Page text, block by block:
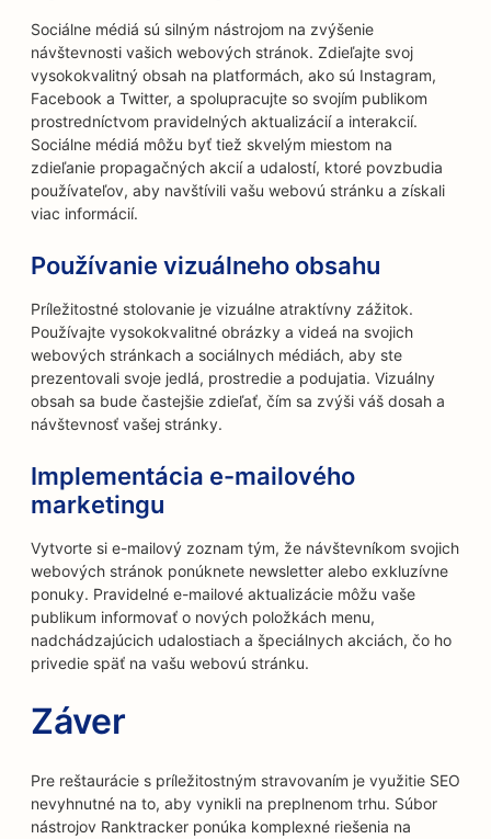
Sociálne médiá sú silným nástrojom na zvýšenie
návštevnosti vašich webových stránok. Zdieľajte svoj
vysokokvalitný obsah na platformách, ako sú Instagram,
Facebook a Twitter, a spolupracujte so svojím publikom
prostredníctvom pravidelných aktualizácií a interakcií.
Sociálne médiá môžu byť tiež skvelým miestom na
zdieľanie propagačných akcií a udalostí, ktoré povzbudia
používateľov, aby navštívili vašu webovú stránku a získali
viac informácií.
Používanie vizuálneho obsahu
Príležitostné stolovanie je vizuálne atraktívny zážitok.
Používajte vysokokvalitné obrázky a videá na svojich
webových stránkach a sociálnych médiách, aby ste
prezentovali svoje jedlá, prostredie a podujatia. Vizuálny
obsah sa bude častejšie zdieľať, čím sa zvýši váš dosah a
návštevnosť vašej stránky.
Implementácia e-mailového
marketingu
Vytvorte si e-mailový zoznam tým, že návštevníkom svojich
webových stránok ponúknete newsletter alebo exkluzívne
ponuky. Pravidelné e-mailové aktualizácie môžu vaše
publikum informovať o nových položkách menu,
nadchádzajúcich udalostiach a špeciálnych akciách, čo ho
privedie späť na vašu webovú stránku.
Záver
Pre reštaurácie s príležitostným stravovaním je využitie SEO
nevyhnutné na to, aby vynikli na preplnenom trhu. Súbor
nástrojov Ranktracker ponúka komplexné riešenia na